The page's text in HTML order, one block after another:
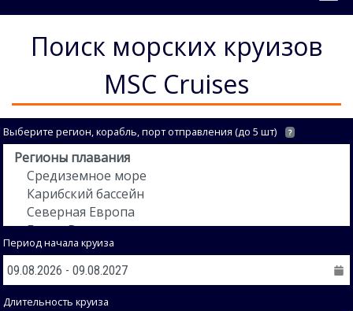
Поиск морских круизов
MSC Cruises
Выберите регион, корабль, порт отправления (до 5 шт) ?
Период начала круиза
Длительность круиза